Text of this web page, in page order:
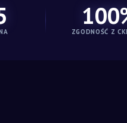
ZGODNOŚĆ Z